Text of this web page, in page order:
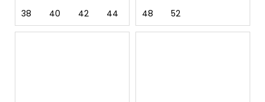
38 40 42 44 46 48
48 52